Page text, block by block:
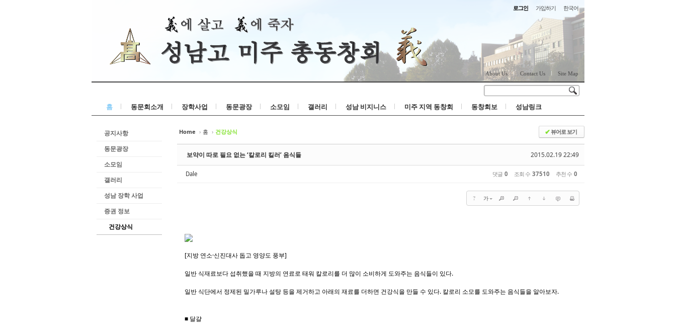
로그인 가입하기 한국어
About Us Contact Us Site Map
홈 동문회소개 장학사업 동문광장 소모임 갤러리 성남 비지니스 미주 지역 동창회 동창회보 성남링크
공지사항
동문광장
소모임
갤러리
성남 장학 사업
증권 정보
건강상식
Home › 홈 › 건강상식 ✔뷰어로 보기
2015.02.19 22:49
보약이 따로 필요 없는 ‘칼로리 킬러’ 음식들
Dale 댓글 0 조회 수 37510 추천 수 0
? 가
[지방 연소·신진대사 돕고 영양도 풍부]
일반 식재료보다 섭취했을 때 지방의 연료로 태워 칼로리를 더 많이 소비하게 도와주는 음식들이 있다.
일반 식단에서 정제된 밀가루나 설탕 등을 제거하고 아래의 재료를 더하면 건강식을 만들 수 있다. 칼로리 소모를 도와주는 음식들을 알아보자.
■ 달걀